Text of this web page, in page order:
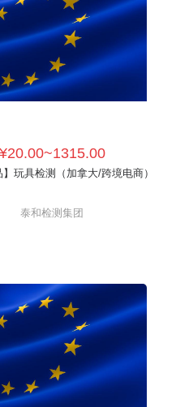
¥20.00~1315.00
】玩具检测（加拿大/跨境电商）
泰和检测集团